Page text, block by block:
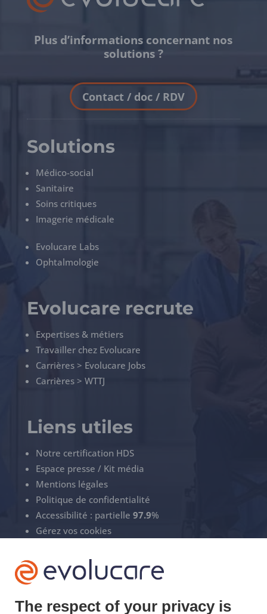
Plus d’informations concernant nos
solutions ?
Contact / doc / RDV
Solutions
Médico-social
Sanitaire
Soins critiques
Imagerie médicale
Evolucare Labs
Ophtalmologie
Evolucare recrute
Expertises & métiers
Travailler chez Evolucare
Carrières > Evolucare Jobs
Carrières > WTTJ
Liens utiles
Notre certification HDS
Espace presse / Kit média
Mentions légales
Politique de confidentialité
Accessibilité : partielle 97.9%
Gérez vos cookies
The respect of your privacy is